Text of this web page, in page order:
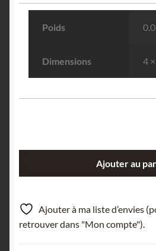
Poids
Dimensions 4
(Baryte),
Saint
Babel,
Ajouter au
Ajouter à ma liste d’envies
retrouver dans "Mon compte").